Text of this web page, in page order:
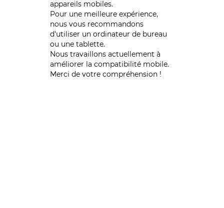
appareils mobiles.
Pour une meilleure expérience,
nous vous recommandons
d'utiliser un ordinateur de bureau
ou une tablette.
Nous travaillons actuellement à
améliorer la compatibilité mobile.
Merci de votre compréhension !